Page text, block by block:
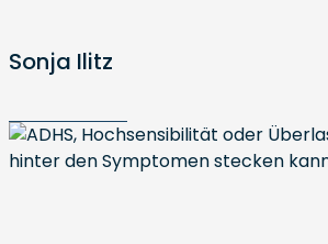
Sonja Ilitz